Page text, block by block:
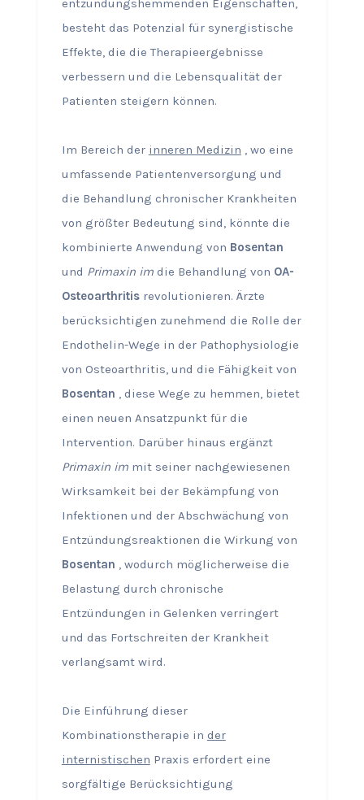
entzündungshemmenden Eigenschaften,
besteht das Potenzial für synergistische
Effekte, die die Therapieergebnisse
verbessern und die Lebensqualität der
Patienten steigern können.
Im Bereich der inneren Medizin , wo eine
umfassende Patientenversorgung und
die Behandlung chronischer Krankheiten
von größter Bedeutung sind, könnte die
kombinierte Anwendung von Bosentan
und Primaxin imdie Behandlung von OA-
Osteoarthritisrevolutionieren. Ärzte
berücksichtigen zunehmend die Rolle der
Endothelin-Wege in der Pathophysiologie
von Osteoarthritis, und die Fähigkeit von
Bosentan , diese Wege zu hemmen, bietet
einen neuen Ansatzpunkt für die
Intervention. Darüber hinaus ergänzt
Primaxin immit seiner nachgewiesenen
Wirksamkeit bei der Bekämpfung von
Infektionen und der Abschwächung von
Entzündungsreaktionen die Wirkung von
Bosentan , wodurch möglicherweise die
Belastung durch chronische
Entzündungen in Gelenken verringert
und das Fortschreiten der Krankheit
verlangsamt wird.
Die Einführung dieser
Kombinationstherapie in der
internistischen Praxis erfordert eine
sorgfältige Berücksichtigung